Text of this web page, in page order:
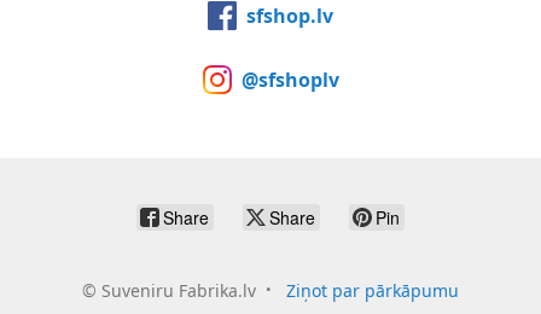
sfshop.lv
@sfshoplv
Share Share Pin
© Suveniru Fabrika.lv Ziņot par pārkāpumu